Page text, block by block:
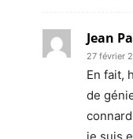
Jean
27 février
En fait,
de